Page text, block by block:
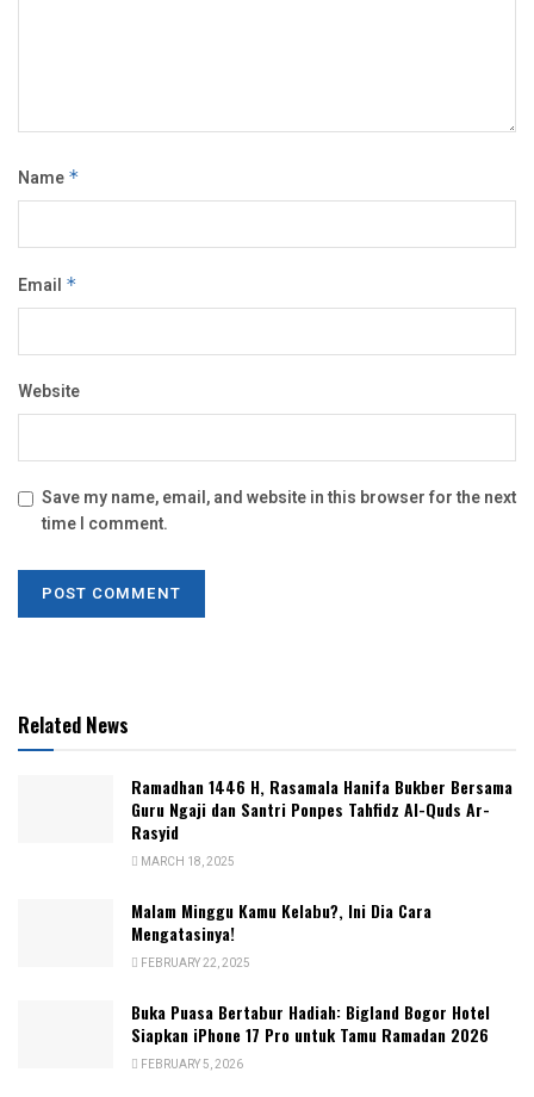
Name *
Email *
Website
Save my name, email, and website in this browser for the next
time I comment.
Related News
Ramadhan 1446 H, Rasamala Hanifa Bukber Bersama
Guru Ngaji dan Santri Ponpes Tahfidz Al-Quds Ar-
Rasyid
MARCH 18, 2025
Malam Minggu Kamu Kelabu?, Ini Dia Cara
Mengatasinya!
FEBRUARY 22, 2025
Buka Puasa Bertabur Hadiah: Bigland Bogor Hotel
Siapkan iPhone 17 Pro untuk Tamu Ramadan 2026
FEBRUARY 5, 2026